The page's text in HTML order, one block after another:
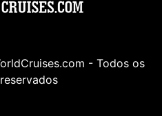
- Todos os